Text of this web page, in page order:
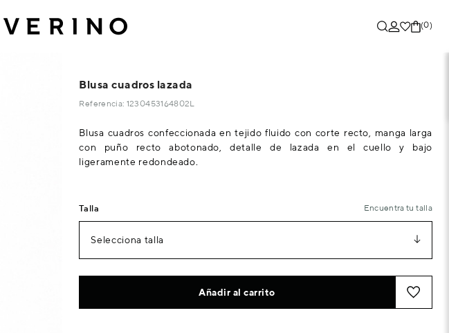
(0)
Blusa cuadros lazada
Referencia: 1230453164802L
Blusa cuadros confeccionada en tejido fluido con corte recto, manga larga
con puño recto abotonado, detalle de lazada en el cuello y bajo
ligeramente redondeado.
Talla Encuentra tu talla
Selecciona talla
Añadir al carrito